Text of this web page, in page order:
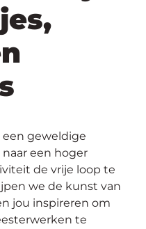
een geweldige
een hoger
de vrije loop te
we de kunst van
jou inspireren om
te